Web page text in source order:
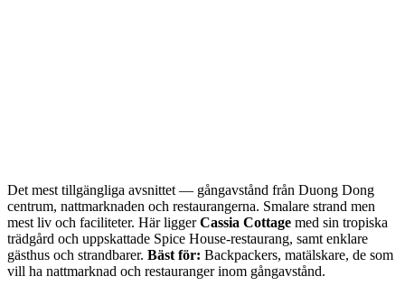
Det mest tillgängliga avsnittet — gångavstånd från Duong Dong
centrum, nattmarknaden och restaurangerna. Smalare strand men
mest liv och faciliteter. Här liggerCassia Cottage med sin tropiska
trädgård och uppskattade Spice House-restaurang, samt enklare
gästhus och strandbarer. Bäst för: Backpackers, matälskare, de som
vill ha nattmarknad och restauranger inom gångavstånd.